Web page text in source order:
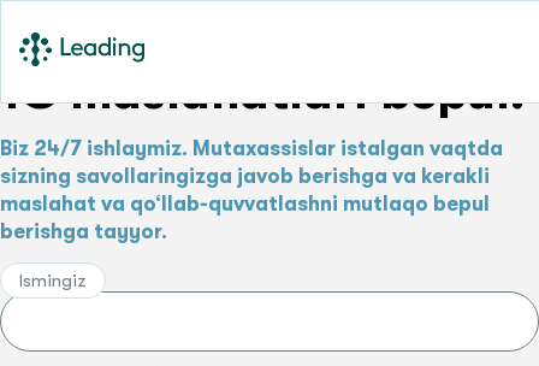
1C maslahatlari bepul!
Biz 24/7 ishlaymiz. Mutaxassislar istalgan vaqtda
sizning savollaringizga javob berishga va kerakli
maslahat va qo‘llab-quvvatlashni mutlaqo bepul
berishga tayyor.
Ismingiz